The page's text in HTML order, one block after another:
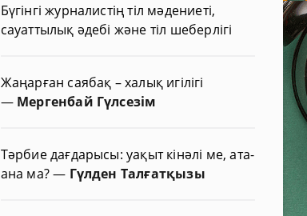
Бүгінгі журналистің тіл мәдениеті,
сауаттылық әдебі және тіл шеберлігі
Жаңарған саябақ – халық игілігі
— Мергенбай Гүлсезім
Тәрбие дағдарысы: уақыт кінәлі ме, ата-
ана ма?— Гүлден Талғатқызы